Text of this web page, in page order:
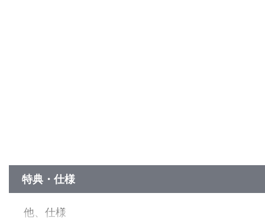
特典・仕様
他、仕様